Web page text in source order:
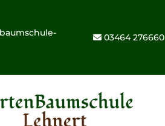
 03464 276660